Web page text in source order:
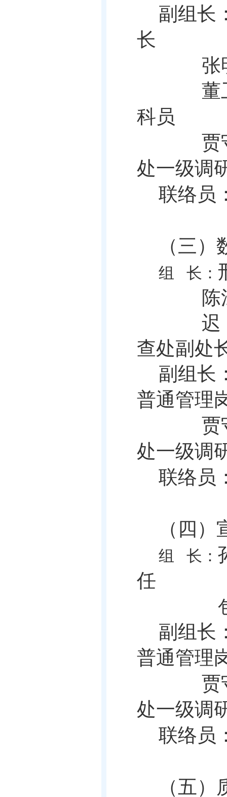
副组长
长
张
董
科员
贾
处一级调
联络员
（三）
组 长：
迟
查处副处
副组长
普通管理
贾
处一级调
联络员
（四
组 长：
任
副组长
普通管理
贾
处一级调
联络员
（五